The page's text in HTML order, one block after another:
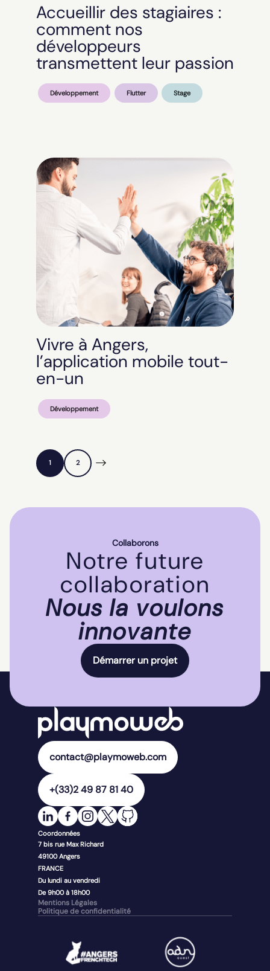
Accueillir des stagiaires :
comment nos
développeurs
transmettent leur passion
Développement Flutter Stage
Vivre à Angers,
l’application mobile tout-
en-un
Développement
1 2
Collaborons
Notre future
collaboration
Nous la voulons
innovante
Démarrer un projet
contact@playmoweb.com
+(33)2 49 87 81 40
Coordonnées
7 bis rue Max Richard
49100 Angers
FRANCE
Du lundi au vendredi
De 9h00 à 18h00
Mentions Légales
Politique de confidentialité